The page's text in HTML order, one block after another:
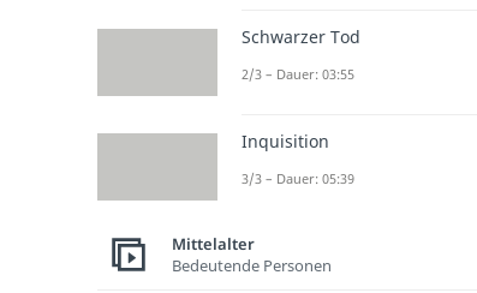
Schwarzer Tod
2/3 – Dauer: 03:55
Inquisition
3/3 – Dauer: 05:39
Mittelalter
Bedeutende Personen